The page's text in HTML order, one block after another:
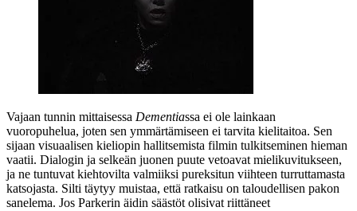
Vajaan tunnin mittaisessa Dementiassa ei ole lainkaan
vuoropuhelua, joten sen ymmärtämiseen ei tarvita kielitaitoa. Sen
sijaan visuaalisen kieliopin hallitsemista filmin tulkitseminen hieman
vaatii. Dialogin ja selkeän juonen puute vetoavat mielikuvitukseen,
ja ne tuntuvat kiehtovilta valmiiksi pureksitun viihteen turruttamasta
katsojasta. Silti täytyy muistaa, että ratkaisu on taloudellisen pakon
sanelema. Jos Parkerin äidin säästöt olisivat riittäneet